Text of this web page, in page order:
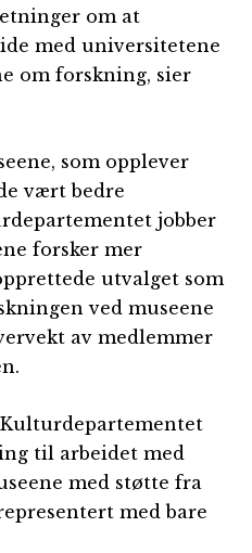
om at
med universitetene
om forskning, sier
som opplever
vært bedre
jobber
forsker mer
utvalget som
ved museene
av medlemmer
til arbeidet med
med støtte fra
med bare